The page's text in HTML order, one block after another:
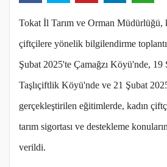
Tokat İl Tarım ve Orman Müdürlüğü,
çiftçilere yönelik bilgilendirme
Şubat 2025'te Çamağzı Köyü'nde, 19
Taşlıçiftlik Köyü'nde ve 21 Şubat
gerçekleştirilen eğitimlerde, kadın
tarım sigortası ve destekleme
verildi.